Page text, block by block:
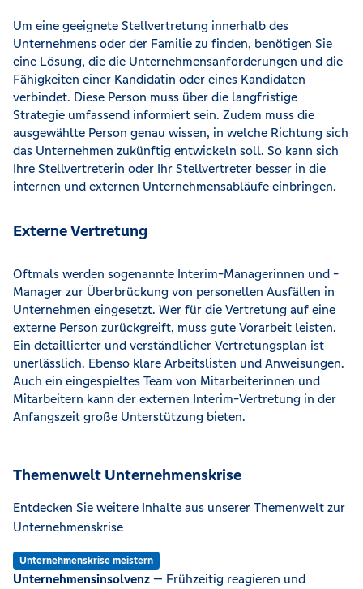
Um eine geeignete Stellvertretung innerhalb des
Unternehmens oder der Familie zu finden, benötigen Sie
eine Lösung, die die Unternehmensanforderungen und die
Fähigkeiten einer Kandidatin oder eines Kandidaten
verbindet. Diese Person muss über die langfristige
Strategie umfassend informiert sein. Zudem muss die
ausgewählte Person genau wissen, in welche Richtung sich
das Unternehmen zukünftig entwickeln soll. So kann sich
Ihre Stellvertreterin oder Ihr Stellvertreter besser in die
internen und externen Unternehmensabläufe einbringen.
Externe Vertretung
Oftmals werden sogenannte Interim-Managerinnen und -
Manager zur Überbrückung von personellen Ausfällen in
Unternehmen eingesetzt. Wer für die Vertretung auf eine
externe Person zurückgreift, muss gute Vorarbeit leisten.
Ein detaillierter und verständlicher Vertretungsplan ist
unerlässlich. Ebenso klare Arbeitslisten und Anweisungen.
Auch ein eingespieltes Team von Mitarbeiterinnen und
Mitarbeitern kann der externen Interim-Vertretung in der
Anfangszeit große Unterstützung bieten.
Themenwelt Unternehmenskrise
Entdecken Sie weitere Inhalte aus unserer Themenwelt zur
Unternehmenskrise
Unternehmenskrise meistern
Unternehmensinsolvenz — Frühzeitig reagieren und